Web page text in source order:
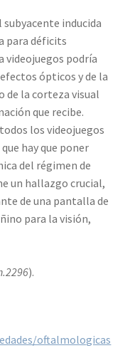
inducida
para déficits
videojuegos podría
ópticos y de la
la corteza visual
que recibe.
los videojuegos
hay que poner
del régimen de
un hallazgo crucial,
de una pantalla de
para la visión,
).
oftalmologicas